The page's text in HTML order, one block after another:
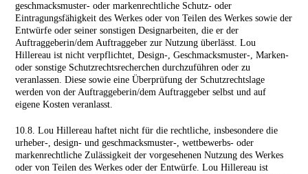
geschmacksmuster- oder markenrechtliche Schutz- oder
Eintragungsfähigkeit des Werkes oder von Teilen des Werkes sowie der
Entwürfe oder seiner sonstigen Designarbeiten, die er der
Auftraggeberin/dem Auftraggeber zur Nutzung überlässt. Lou
Hillereau ist nicht verpflichtet, Design-, Geschmacksmuster-, Marken-
oder sonstige Schutzrechtsrecherchen durchzuführen oder zu
veranlassen. Diese sowie eine Überprüfung der Schutzrechtslage
werden von der Auftraggeberin/dem Auftraggeber selbst und auf
eigene Kosten veranlasst.
10.8. Lou Hillereau haftet nicht für die rechtliche, insbesondere die
urheber-, design- und geschmacksmuster-, wettbewerbs- oder
markenrechtliche Zulässigkeit der vorgesehenen Nutzung des Werkes
oder von Teilen des Werkes oder der Entwürfe. Lou Hillereau ist